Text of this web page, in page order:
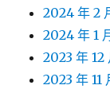
2024 年 2
2024 年 1
2023 年 12
2023 年 11